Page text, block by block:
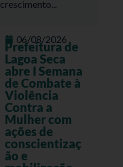
crescimento...
06/08/2026
Prefeitura de
Lagoa Seca
abre I Semana
de Combate à
Violência
Contra a
Mulher com
ações de
conscientizaç
ão e